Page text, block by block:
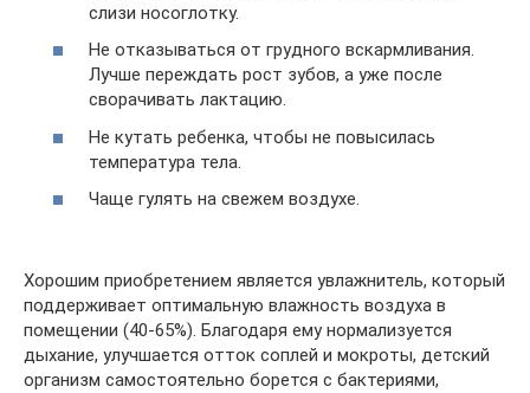
слизи носоглотку.
Не отказываться от грудного вскармливания.
Лучше переждать рост зубов, а уже после
сворачивать лактацию.
Не кутать ребенка, чтобы не повысилась
температура тела.
Чаще гулять на свежем воздухе.
Хорошим приобретением является увлажнитель, который
поддерживает оптимальную влажность воздуха в
помещении (40-65%). Благодаря ему нормализуется
дыхание, улучшается отток соплей и мокроты, детский
организм самостоятельно борется с бактериями,